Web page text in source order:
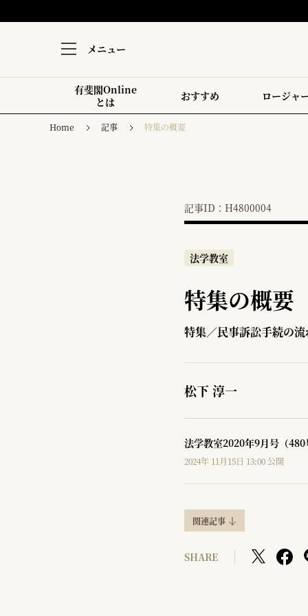
メニュー
有斐閣Online
とは
おすすめ ロージャ
Home 記事 特集の概要
記事ID：H4800004
法学教室
特集の概要
特集／民事訴訟手続の
松下 淳一
法学教室2020年9月号（480
2024年 11月15日 13:00 公開
関連記事
SHARE